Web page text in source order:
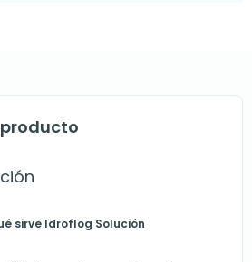
sirve Idroflog Solución